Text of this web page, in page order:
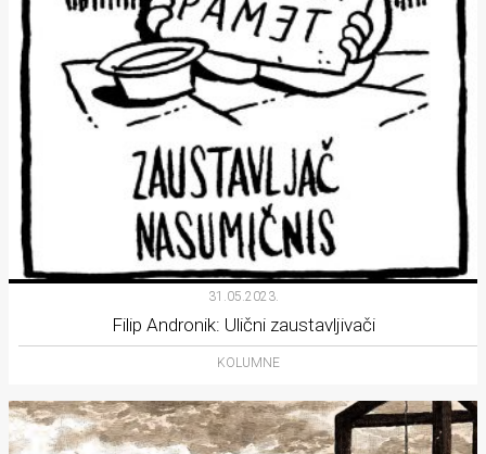
31.05.2023.
Filip Andronik: Ulični zaustavljivači
KOLUMNE